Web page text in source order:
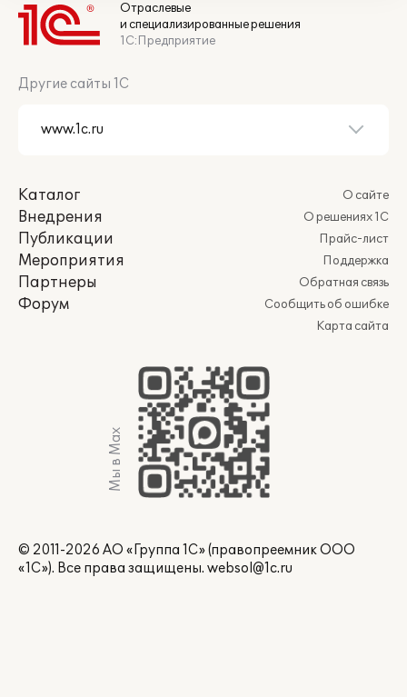
Отраслевые
и специализированные решения
1С:Предприятие
Другие сайты 1С
Каталог
Внедрения
Публикации
Мероприятия
Партнеры
Форум
О сайте
О решениях 1С
Прайс-лист
Поддержка
Обратная связь
Сообщить об ошибке
Карта сайта
Мы в Max
© 2011-2026 АО «Группа 1С» (правопреемник ООО
«1С»). Все права защищены. websol@1c.ru